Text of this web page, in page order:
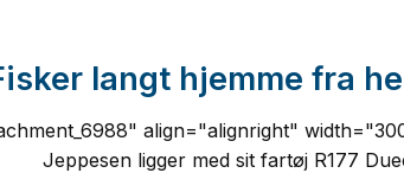
langt hjemme fra
align="alignright"
Jeppesen ligger med sit fartøj R177